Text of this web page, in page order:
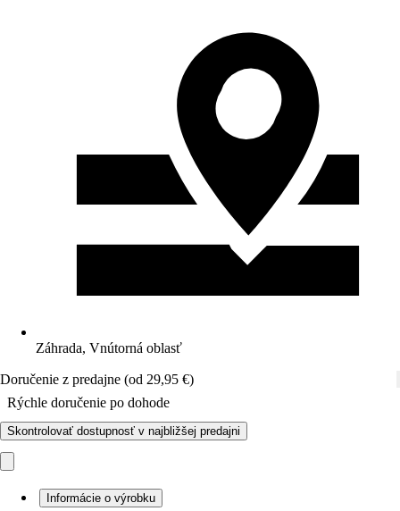
Záhrada, Vnútorná oblasť
Doručenie z predajne (od 29,95 €)
Rýchle doručenie po dohode
Skontrolovať dostupnosť v najbližšej predajni
Informácie o výrobku